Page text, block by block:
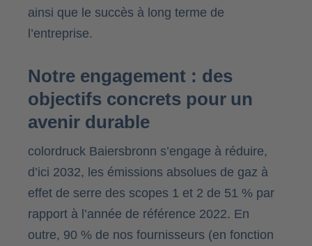
ainsi que le succès à long terme de
l’entreprise.
Notre engagement : des
objectifs concrets pour un
avenir durable
colordruck Baiersbronn s’engage à réduire,
d’ici 2032, les émissions absolues de gaz à
effet de serre des scopes 1 et 2 de 51 % par
rapport à l’année de référence 2022. En
outre, 90 % de nos fournisseurs (en fonction